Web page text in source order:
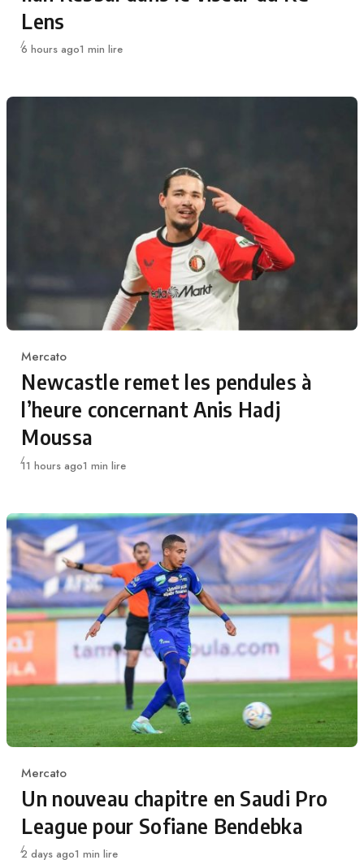
Lens
Publié
6 hours ago1 min lire
Category
Mercato
Newcastle remet les pendules à
l’heure concernant Anis Hadj
Moussa
Publié
11 hours ago1 min lire
Category
Mercato
Un nouveau chapitre en Saudi Pro
League pour Sofiane Bendebka
Publié
2 days ago1 min lire